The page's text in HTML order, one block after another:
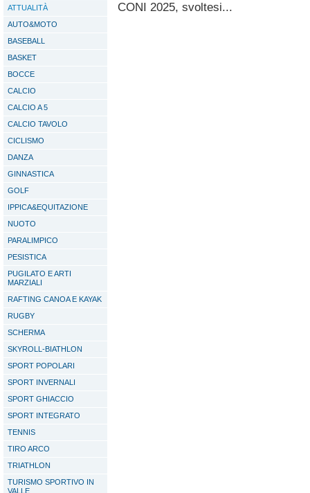
ATTUALITÀ
AUTO&MOTO
BASEBALL
BASKET
BOCCE
CALCIO
CALCIO A 5
CALCIO TAVOLO
CICLISMO
DANZA
GINNASTICA
GOLF
IPPICA&EQUITAZIONE
NUOTO
PARALIMPICO
PESISTICA
PUGILATO E ARTI
MARZIALI
RAFTING CANOA E KAYAK
RUGBY
SCHERMA
SKYROLL-BIATHLON
SPORT POPOLARI
SPORT INVERNALI
SPORT GHIACCIO
SPORT INTEGRATO
TENNIS
TIRO ARCO
TRIATHLON
TURISMO SPORTIVO IN
VALLE
CONI 2025, svoltesi...